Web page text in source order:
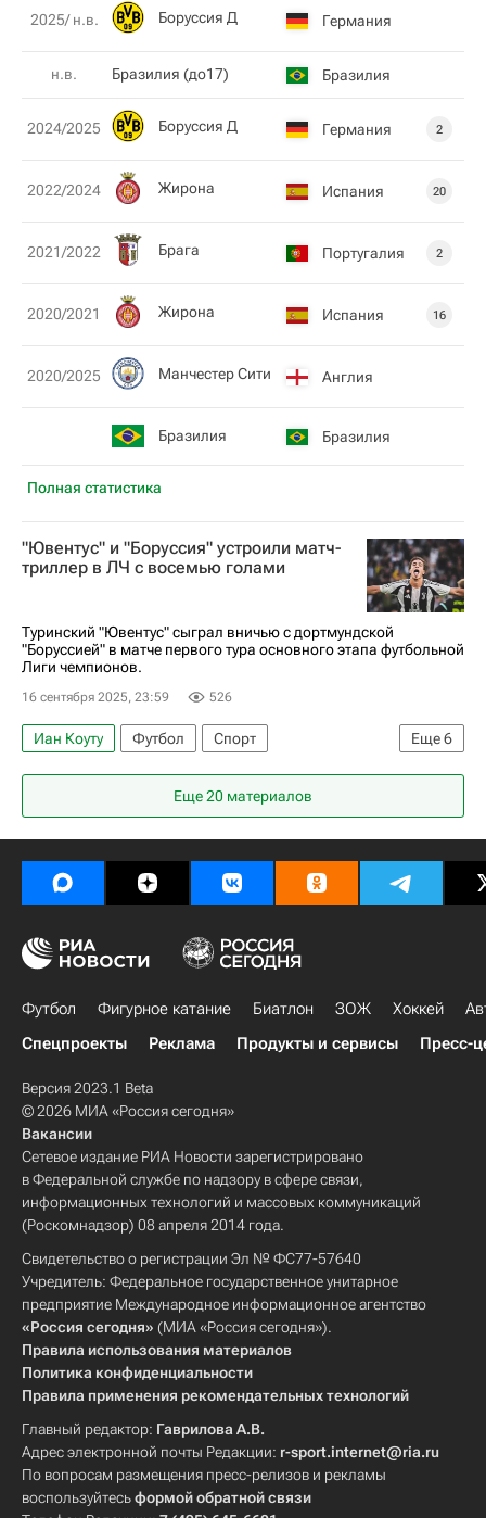
Полная статистика
2025/ н.в. Боруссия Д Германия
н.в. Бразилия (до17) Бразилия
2024/2025 Боруссия Д Германия 2
2022/2024 Жирона Испания 20
2021/2022 Брага Португалия 2
2020/2021 Жирона Испания 16
2020/2025 Манчестер Сити Англия
Бразилия Бразилия
"Ювентус" и "Боруссия" устроили матч-
триллер в ЛЧ с восемью голами
Туринский "Ювентус" сыграл вничью с дортмундской
"Боруссией" в матче первого тура основного этапа футбольной
Лиги чемпионов.
16 сентября 2025, 23:59 526
Еще6
Иан Коуту Футбол
Спорт
Феликс Нмеча
Вильярреал
Ювентус
Лига чемпионов УЕФА 2026-2027
Боруссия (Дортмунд)
Еще 20 материалов
Футбол Фигурное катание Биатлон ЗОЖ Хоккей
Спецпроекты
Реклама Продукты и сервисы Пресс-
Версия 2023.1 Beta
© 2026 МИА «Россия сегодня»
Вакансии
Сетевое издание РИА Новости зарегистрировано
в Федеральной службе по надзору в сфере связи,
информационных технологий и массовых коммуникаций
(Роскомнадзор) 08 апреля 2014 года.
Свидетельство о регистрации Эл № ФС77-57640
Учредитель: Федеральное государственное унитарное
предприятие Международное информационное агентство
«Россия сегодня» (МИА «Россия сегодня»).
Правила использования материалов
Политика конфиденциальности
Правила применения рекомендательных технологий
Главный редактор: Гаврилова А.В.
Адрес электронной почты Редакции: r-sport.internet@ria.ru
По вопросам размещения пресс-релизов и рекламы
воспользуйтесьформой обратной связи